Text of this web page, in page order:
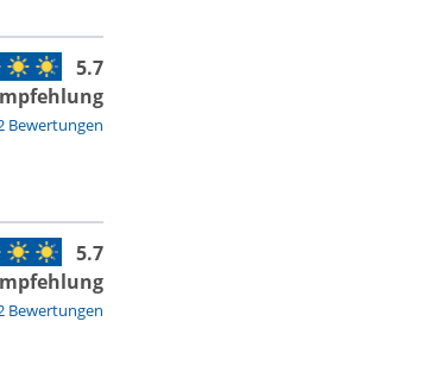
Bewertungen
5.7
Bewertungen
5.7